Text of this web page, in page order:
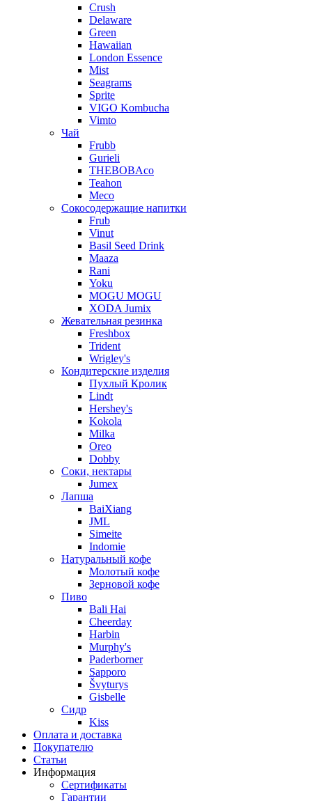
Crush
Delaware
Green
Hawaiian
London Essence
Mist
Seagrams
Sprite
VIGO Kombucha
Vimto
Чай
Frubb
Gurieli
THEBOBAco
Teahon
Meco
Сокосодержащие напитки
Frub
Vinut
Basil Seed Drink
Maaza
Rani
Yoku
MOGU MOGU
XODA Jumix
Жевательная резинка
Freshbox
Trident
Wrigley's
Кондитерские изделия
Пухлый Кролик
Lindt
Hershey's
Kokola
Milka
Oreo
Dobby
Соки, нектары
Jumex
Лапша
BaiXiang
JML
Simeite
Indomie
Натуральный кофе
Молотый кофе
Зерновой кофе
Пиво
Bali Hai
Cheerday
Harbin
Murphy's
Paderborner
Sapporo
Švyturys
Gisbelle
Сидр
Kiss
Оплата и доставка
Покупателю
Статьи
Информация
Сертификаты
Гарантии